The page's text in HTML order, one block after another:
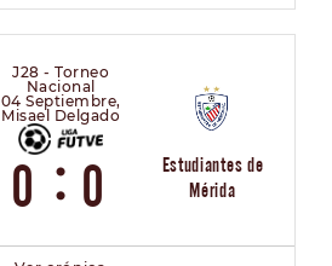
J28 - Torneo
Nacional
04 Septiembre,
Misael Delgado
0 : 0
Estudiantes de
Mérida